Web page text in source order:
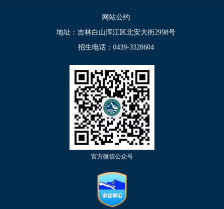
网站公约
地址：吉林白山浑江区北安大街2998号
招生电话：0439-3328604
官方微信公众号